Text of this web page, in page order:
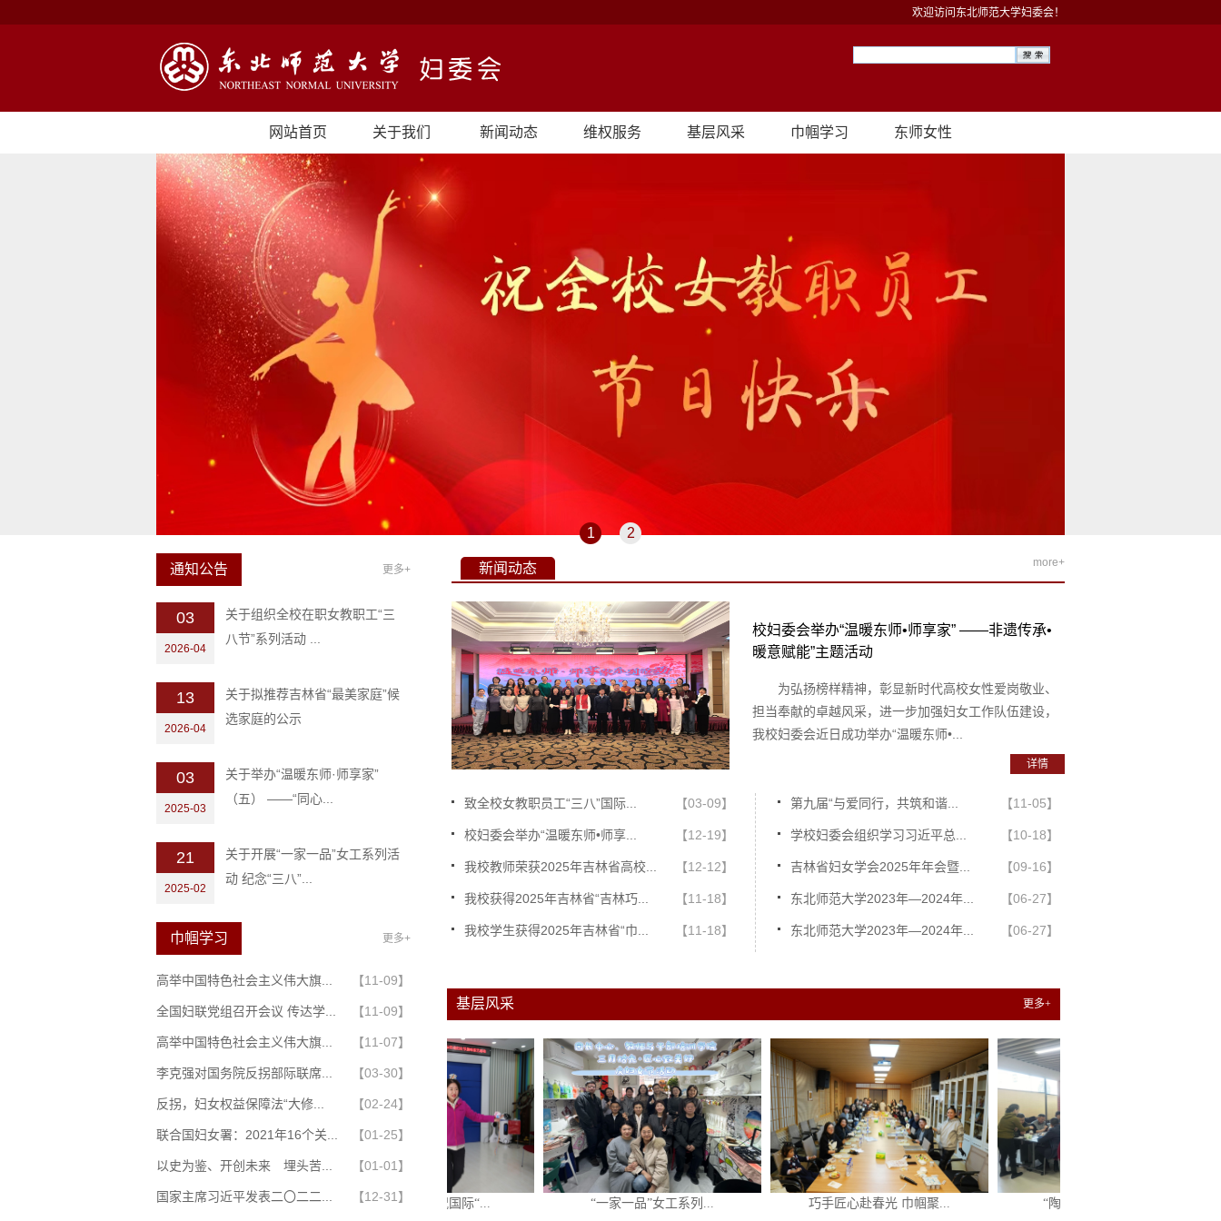
欢迎访问东北师范大学妇委会！
网站首页 关于我们 新闻动态 维权服务 基层风采 巾帼学习 东师女性
1 2
更多+
通知公告
03
2026-04
关于组织全校在职女教职工“三
八节”系列活动 ...
13
2026-04
关于拟推荐吉林省“最美家庭”候
选家庭的公示
03
2025-03
关于举办“温暖东师·师享家”
（五） ——“同心...
21
2025-02
关于开展“一家一品”女工系列活
动 纪念“三八”...
更多+
巾帼学习
【11-09】
高举中国特色社会主义伟大旗...
【11-09】
全国妇联党组召开会议 传达学...
【11-07】
高举中国特色社会主义伟大旗...
【03-30】
李克强对国务院反拐部际联席...
【02-24】
反拐，妇女权益保障法“大修...
【01-25】
联合国妇女署：2021年16个关...
【01-01】
以史为鉴、开创未来 埋头苦...
【12-31】
国家主席习近平发表二〇二二...
more+
新闻动态
校妇委会举办“温暖东师•师享家” ——非遗传承•
暖意赋能”主题活动
为弘扬榜样精神，彰显新时代高校女性爱岗敬业、
担当奉献的卓越风采，进一步加强妇女工作队伍建设，
我校妇委会近日成功举办“温暖东师•...
详情
【03-09】
致全校女教职员工“三八”国际...
【12-19】
校妇委会举办“温暖东师•师享...
【12-12】
我校教师荣获2025年吉林省高校...
【11-18】
我校获得2025年吉林省“吉林巧...
【11-18】
我校学生获得2025年吉林省“巾...
【11-05】
第九届“与爱同行，共筑和谐...
【10-18】
学校妇委会组织学习习近平总...
【09-16】
吉林省妇女学会2025年年会暨...
【06-27】
东北师范大学2023年—2024年...
【06-27】
东北师范大学2023年—2024年...
更多+
基层风采
茶香润心·书香同行——... 幼儿园开展庆祝国际“... “一家一品”女工系列... 巧手匠心赴春光 巾帼聚... “陶韵时光·指尖生花”...